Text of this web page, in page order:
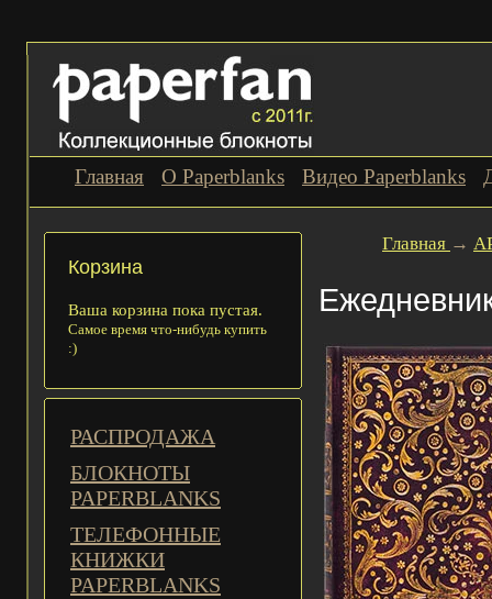
Главная О Paperblanks Видео Paperblanks
Корзина
Ваша корзина пока пустая.
Самое время что-нибудь купить
:)
РАСПРОДАЖА
БЛОКНОТЫ
PAPERBLANKS
ТЕЛЕФОННЫЕ
КНИЖКИ
PAPERBLANKS
Главная →